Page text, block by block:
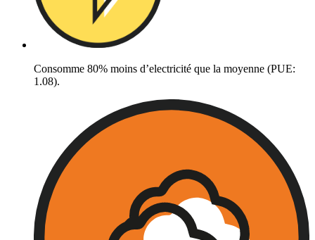
Consomme 80% moins d’electricité que la moyenne (PUE:
1.08).